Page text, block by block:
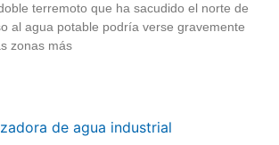
terremoto que ha sacudido el norte de
al agua potable podría verse gravemente
zonas más